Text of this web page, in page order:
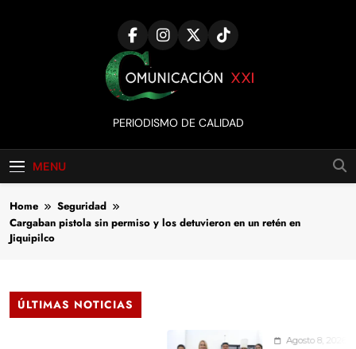
Comunicación
XXI
PERIODISMO DE CALIDAD
MENU
Home
Seguridad
Cargaban pistola sin permiso y los detuvieron en un retén en
Jiquipilco
ÚLTIMAS NOTICIAS
Agosto 8, 2026